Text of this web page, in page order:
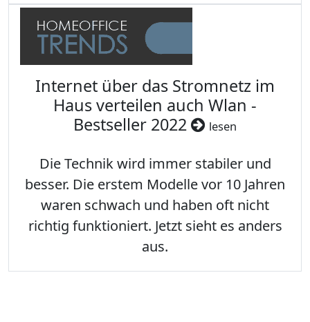
Internet über das Stromnetz im
Haus verteilen auch Wlan -
Bestseller 2022
lesen
Die Technik wird immer stabiler und
besser. Die erstem Modelle vor 10 Jahren
waren schwach und haben oft nicht
richtig funktioniert. Jetzt sieht es anders
aus.